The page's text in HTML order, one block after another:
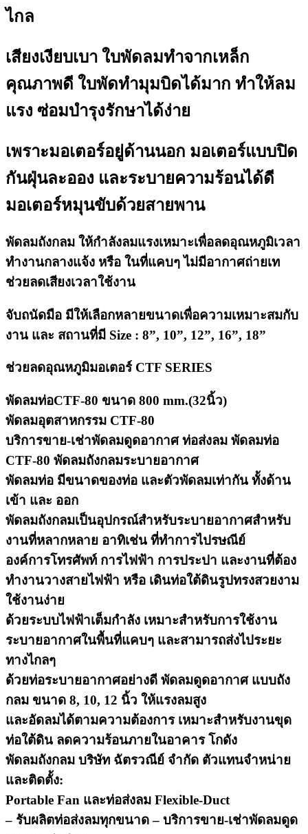
ไกล
เสียงเงียบเบา ใบพัดลมทำจากเหล็ก
คุณภาพดี ใบพัดทำมุมบิดได้มาก ทำให้ลม
แรง ซ่อมบำรุงรักษาได้ง่าย
เพราะมอเตอร์อยู่ด้านนอก มอเตอร์แบบปิด
กันฝุ่นละออง และระบายความร้อนได้ดี
มอเตอร์หมุนขับด้วยสายพาน
พัดลมถังกลม ให้กำลังลมแรงเหมาะเพื่อลดอุณหภูมิเวลา
ทำงานกลางแจ้ง หรือ ในที่แคบๆ ไม่มีอากาศถ่ายเท
ช่วยลดเสียงเวลาใช้งาน
จับถนัดมือ มีให้เลือกหลายขนาดเพื่อความเหมาะสมกับ
งาน และ สถานที่มี Size : 8”, 10”, 12”, 16”, 18”
ช่วยลดอุณหภูมิมอเตอร์ CTF SERIES
พัดลมท่อCTF-80 ขนาด 800 mm.(32นิ้ว)
พัดลมอุตสาหกรรม CTF-80
บริการขาย-เช่าพัดลมดูดอากาศ ท่อส่งลม พัดลมท่อ
CTF-80 พัดลมถังกลมระบายอากาศ
พัดลมท่อ มีขนาดของท่อ และตัวพัดลมเท่ากัน ทั้งด้าน
เข้า และ ออก
พัดลมถังกลมเป็นอุปกรณ์สำหรับระบายอากาศสำหรับ
งานที่หลากหลาย อาทิเช่น ที่ทำการไปรษณีย์
องค์การโทรศัพท์ การไฟฟ้า การประปา และงานที่ต้อง
ทำงานวางสายไฟฟ้า หรือ เดินท่อใต้ดินรูปทรงสวยงาม
ใช้งานง่าย
ด้วยระบบไฟฟ้าเต็มกำลัง เหมาะสำหรับการใช้งาน
ระบายอากาศในพื้นที่แคบๆ และสามารถส่งไประยะ
ทางไกลๆ
ด้วยท่อระบายอากาศอย่างดี พัดลมดูดอากาศ แบบถัง
กลม ขนาด 8, 10, 12 นิ้ว ให้แรงลมสูง
และอัดลมได้ตามความต้องการ เหมาะสำหรับงานขุด
ท่อใต้ดิน ลดความร้อนภายในอาคาร โกดัง
พัดลมถังกลม บริษัท ฉัตรวณีย์ จำกัด ตัวแทนจำหน่าย
และติดตั้ง:
Portable Fan และท่อส่งลม Flexible-Duct
– รับผลิตท่อส่งลมทุกขนาด – บริการขาย-เช่าพัดลมดูด